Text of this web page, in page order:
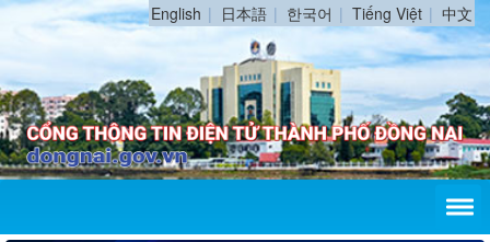
English 日本語 한국어 Tiếng Việt 中文